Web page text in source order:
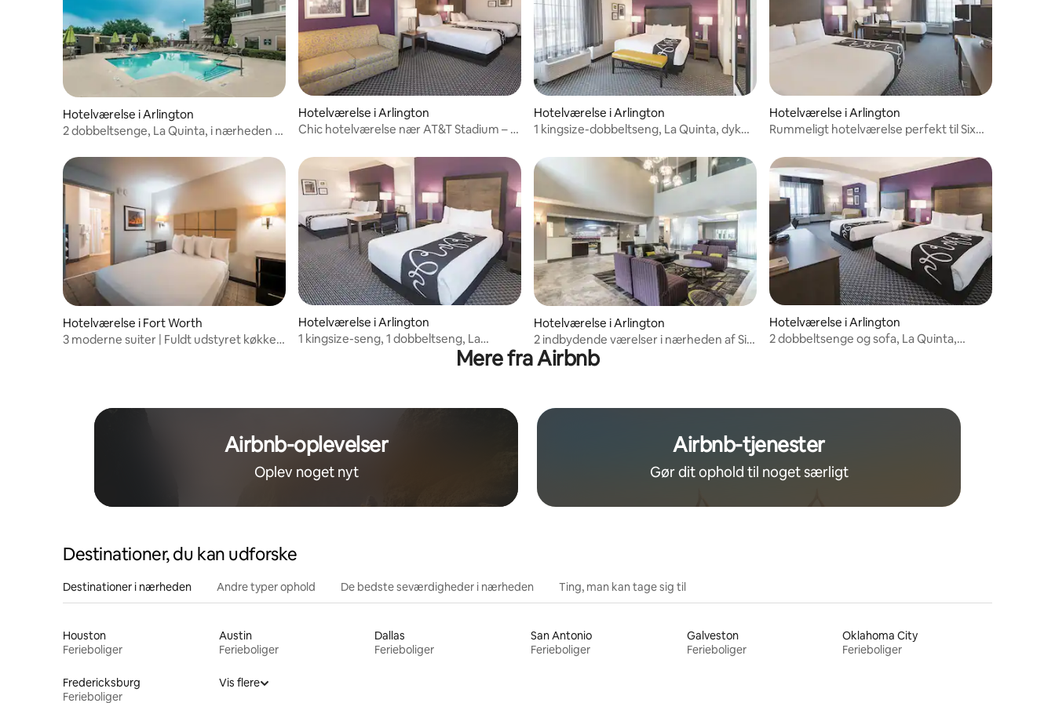
Hotelværelse i Arlington
2 dobbeltsenge, La Quinta, i nærheden af
Hotelværelse i Arlington
Chic hotelværelse nær AT&T Stadium – 9
Hotelværelse i Arlington
1 kingsize-dobbeltseng, La Quinta, dyk
Hotelværelse i Arlington
Rummeligt hotelværelse perfekt til Six
Hotelværelse i Fort Worth
3 moderne suiter | Fuldt udstyret køkken
Hotelværelse i Arlington
1 kingsize-seng, 1 dobbeltseng, La
Quinta, i nærheden af Six Flags
Hotelværelse i Arlington
2 indbydende værelser i nærheden af Six
Flags – gratis shuttle
Hotelværelse i Arlington
2 dobbeltsenge og sofa, La Quinta,
Mere fra Airbnb
Airbnb-oplevelser
Oplev noget nyt
Airbnb-tjenester
Gør dit ophold til noget særligt
Destinationer, du kan udforske
Destinationer i nærheden Andre typer ophold De bedste seværdigheder i nærheden Ting, man kan tage sig til
Houston
Ferieboliger
Austin
Ferieboliger
Dallas
Ferieboliger
San Antonio
Ferieboliger
Galveston
Ferieboliger
Oklahoma City
Ferieboliger
Fredericksburg
Ferieboliger
Vis flere